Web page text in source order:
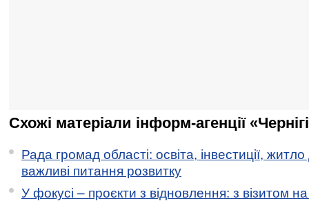
Схожі матеріали інформ-агенції
Рада громад області: освіта, інвестиції,
важливі питання розвитку
У фокусі – проєкти з відновлення: з візитом